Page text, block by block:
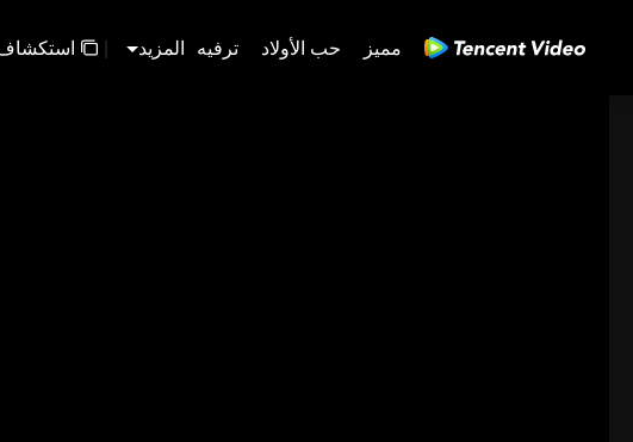
مميز حب الأولاد ترفيه المزيد |